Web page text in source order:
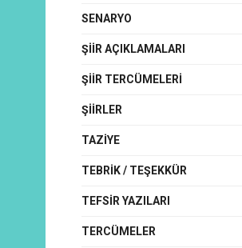
SENARYO
ŞIIR AÇIKLAMALARI
ŞIIR TERCÜMELERI
ŞIIRLER
TAZIYE
TEBRIK / TEŞEKKÜR
TEFSIR YAZILARI
TERCÜMELER